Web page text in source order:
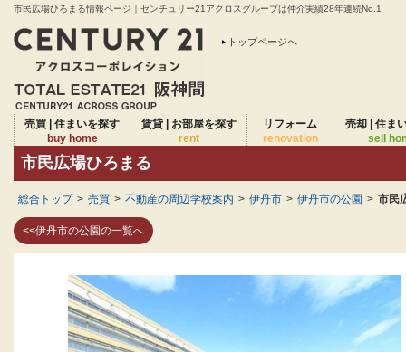
市民広場ひろまる情報ページ｜センチュリー21アクロスグループは仲介実績28年連続No.1
トップページへ
売買 | 住まいを探す
buy home
賃貸 | お部屋を探す
rent
リフォーム
renovation
売却 | 住ま
sell
市民広場ひろまる
総合トップ > 売買 > 不動産の周辺学校案内 > 伊丹市 > 伊丹市の公園 > 市民
<<伊丹市の公園の一覧へ